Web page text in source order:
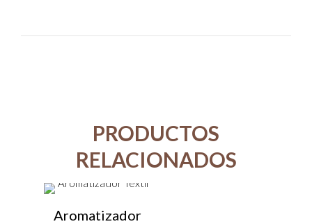
PRODUCTOS
RELACIONADOS
Aromatizador